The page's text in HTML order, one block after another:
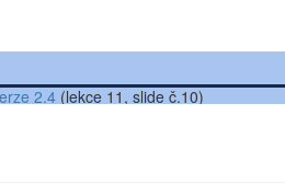
2.4 (lekce 11, slide č.10)